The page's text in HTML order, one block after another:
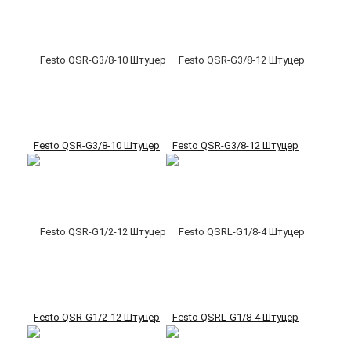
Festo QSR-G3/8-10 Штуцер Festo QSR-G3/8-12 Штуцер
Festo QSR-G1/2-12 Штуцер Festo QSRL-G1/8-4 Штуцер